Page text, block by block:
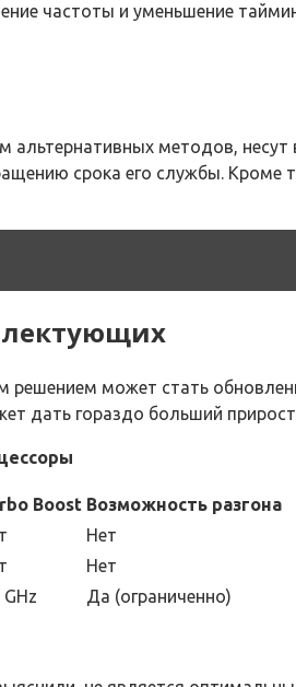
частоты и уменьшение
методов, несут
срока его службы.
решением может стать
дать гораздо больший
Boost Возможность разгона
Нет
Нет
GHz Да (ограниченно)